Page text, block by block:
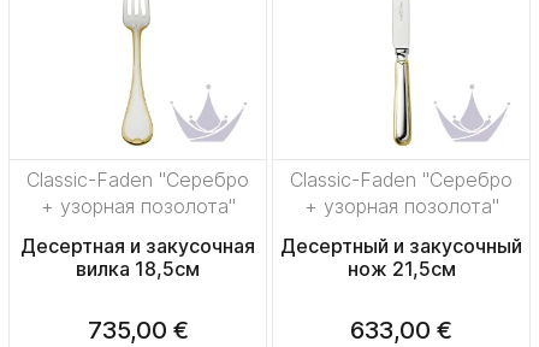
Classic-Faden "Серебро
+ узорная позолота"
Десертная и закусочная
вилка 18,5см
735,00 €
Classic-Faden "Серебро
+ узорная позолота"
Десертный и закусочный
нож 21,5см
633,00 €